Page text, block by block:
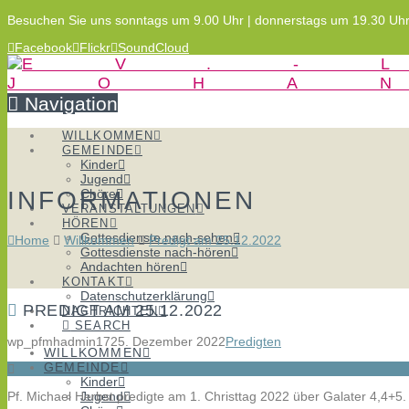
Besuchen Sie uns sonntags um 9.00 Uhr | donnerstags um 19.30 Uhr
Facebook Flickr SoundCloud
Navigation
WILLKOMMEN
GEMEINDE
Kinder
Jugend
Chöre
VERANSTALTUNGEN
HÖREN
Gottesdienste nach-sehen
Gottesdienste nach-hören
Andachten hören
KONTAKT
Datenschutzerklärung
NACHRICHTEN
SEARCH
WILLKOMMEN
GEMEINDE
Kinder
Jugend
INFORMATIONEN
Home Willkommen Predigt am 25.12.2022
PREDIGT AM 25.12.2022
wp_pfmhadmin1725. Dezember 2022Predigten
Pf. Michael Herbst predigte am 1. Christtag 2022 über Galater 4,4+5.